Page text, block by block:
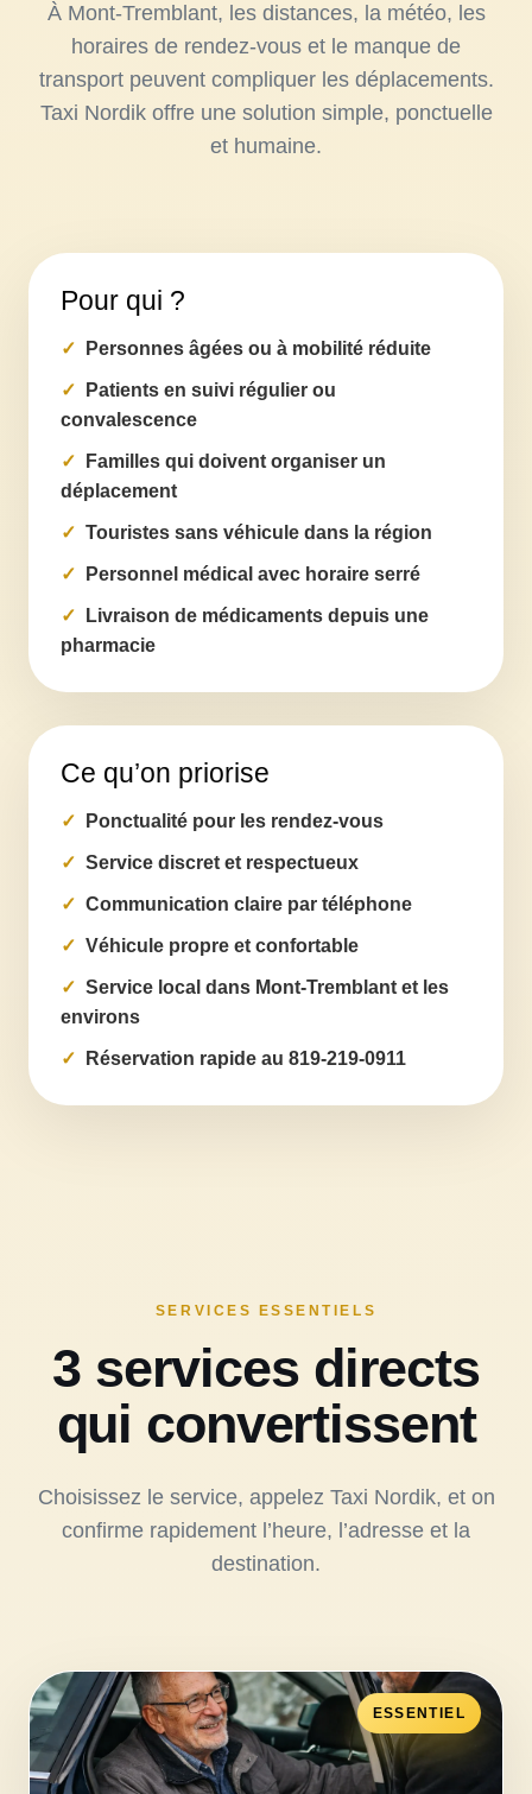
À Mont-Tremblant, les distances, la météo, les
horaires de rendez-vous et le manque de
transport peuvent compliquer les déplacements.
Taxi Nordik offre une solution simple, ponctuelle
et humaine.
Pour qui ?
Personnes âgées ou à mobilité réduite
Patients en suivi régulier ou
convalescence
Familles qui doivent organiser un
déplacement
Touristes sans véhicule dans la région
Personnel médical avec horaire serré
Livraison de médicaments depuis une
pharmacie
Ce qu’on priorise
Ponctualité pour les rendez-vous
Service discret et respectueux
Communication claire par téléphone
Véhicule propre et confortable
Service local dans Mont-Tremblant et les
environs
Réservation rapide au 819-219-0911
SERVICES ESSENTIELS
3 services directs
qui convertissent
Choisissez le service, appelez Taxi Nordik, et on
confirme rapidement l’heure, l’adresse et la
destination.
ESSENTIEL